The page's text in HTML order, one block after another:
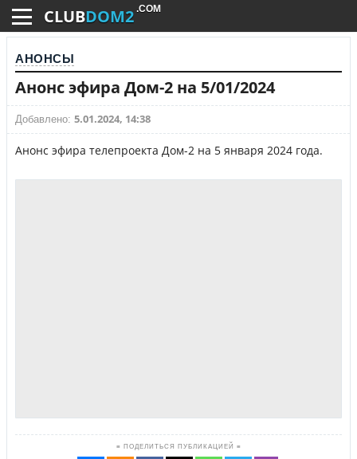
CLUBDOM2 .COM
АНОНСЫ
Анонс эфира Дом-2 на 5/01/2024
Добавлено: 5.01.2024, 14:38
Анонс эфира телепроекта Дом-2 на 5 января 2024 года.
≡ ПОДЕЛИТЬСЯ ПУБЛИКАЦИЕЙ ≡